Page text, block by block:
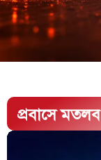
প্রবাসে মতলব